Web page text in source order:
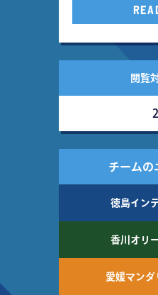
閲覧
チームの
徳島イン
香川オリ
愛媛マンダ